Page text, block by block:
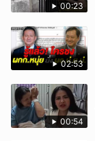
00:23
02:53
00:54